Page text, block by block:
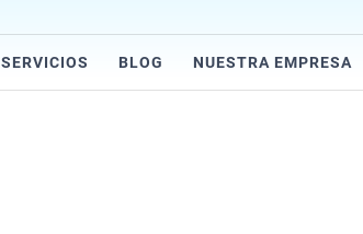
SERVICIOS BLOG NUESTRA EMPRESA